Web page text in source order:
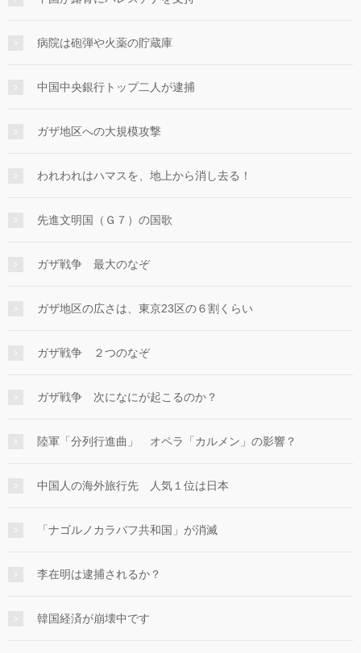
病院は砲弾や火薬の貯蔵庫
中国中央銀行トップ二人が逮捕
ガザ地区への大規模攻撃
われわれはハマスを、地上から消し去る！
先進文明国（Ｇ７）の国歌
ガザ戦争 最大のなぞ
ガザ地区の広さは、東京23区の６割くらい
ガザ戦争 ２つのなぞ
ガザ戦争 次になにが起こるのか？
陸軍「分列行進曲」 オペラ「カルメン」の影響？
中国人の海外旅行先 人気１位は日本
「ナゴルノカラバフ共和国」が消滅
李在明は逮捕されるか？
韓国経済が崩壊中です